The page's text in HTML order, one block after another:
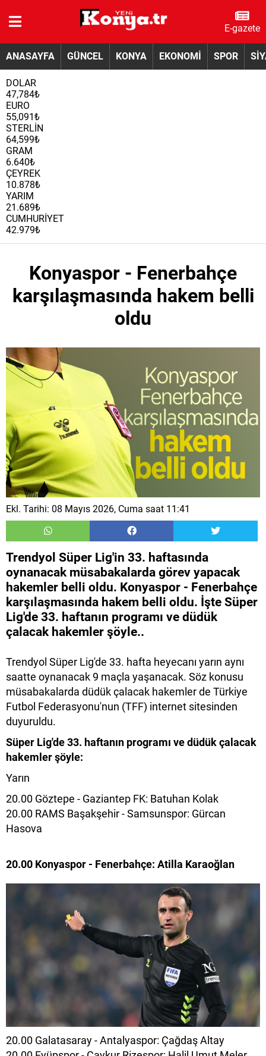
E-gazete
ANASAYFA GÜNCEL KONYA EKONOMİ SPOR
DOLAR
47,784₺
EURO
55,091₺
STERLİN
64,599₺
GRAM
6.640₺
ÇEYREK
10.878₺
YARIM
21.689₺
CUMHURİYET
42.979₺
Konyaspor - Fenerbahçe
karşılaşmasında hakem belli
oldu
Ekl. Tarihi: 08 Mayıs 2026, Cuma saat 11:41
Trendyol Süper Lig'in 33. haftasında
oynanacak müsabakalarda görev yapacak
hakemler belli oldu. Konyaspor - Fenerbahçe
karşılaşmasında hakem belli oldu. İşte Süper
Lig'de 33. haftanın programı ve düdük
çalacak hakemler şöyle..
Trendyol Süper Lig'de 33. hafta heyecanı yarın aynı
saatte oynanacak 9 maçla yaşanacak. Söz konusu
müsabakalarda düdük çalacak hakemler de Türkiye
Futbol Federasyonu'nun (TFF) internet sitesinden
duyuruldu.
Süper Lig'de 33. haftanın programı ve düdük çalacak
hakemler şöyle:
Yarın
20.00 Göztepe - Gaziantep FK: Batuhan Kolak
20.00 RAMS Başakşehir - Samsunspor: Gürcan
Hasova
20.00 Konyaspor - Fenerbahçe: Atilla Karaoğlan
20.00 Galatasaray - Antalyaspor: Çağdaş Altay